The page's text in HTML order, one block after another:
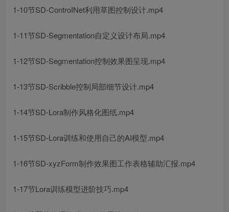
1-10节SD-ControINet利用草图控制设计.mp4
1-11节SD-Segmentation自定义设计布局.mp4
1-12节SD-Segmentation控制效果图呈现.mp4
1-13节SD-Scribble控制局部细节设计.mp4
1-14节SD-Lora制作风格化图纸.mp4
1-15节SD-Lora训练和使用自己的AI模型.mp4
1-16节SD-xyzForm制作效果图工作表格辅助汇报.mp4
1-17节Lora训练模型进阶技巧.mp4